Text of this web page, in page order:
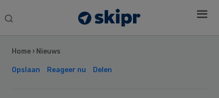
Search
Home › Nieuws
Opslaan Reageer nu Delen
Sidebar